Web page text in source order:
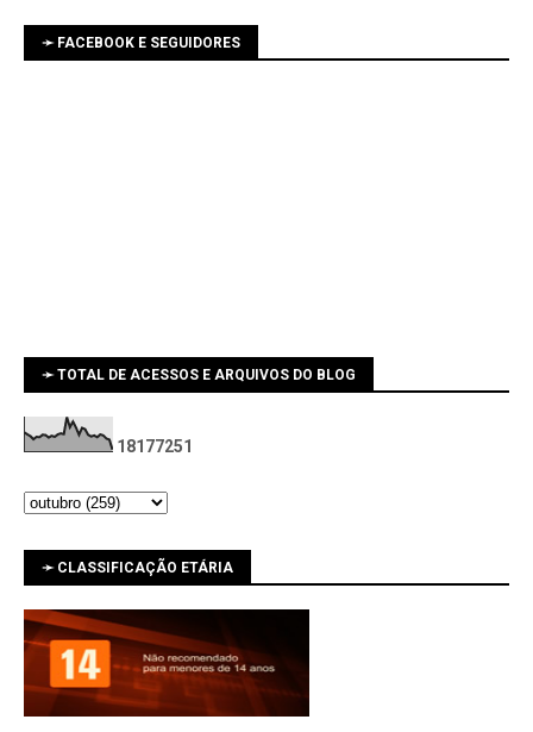
➛ FACEBOOK E SEGUIDORES
➛ TOTAL DE ACESSOS E ARQUIVOS DO BLOG
1 81 77251
➛ CLASSIFICAÇÃO ETÁRIA